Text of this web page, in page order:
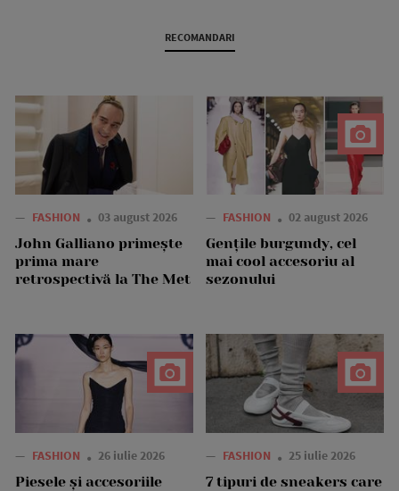
RECOMANDARI
— FASHION 03 august 2026
John Galliano primește
prima mare
retrospectivă la The Met
— FASHION 02 august 2026
Gențile burgundy, cel
mai cool accesoriu al
sezonului
— FASHION 26 iulie 2026
Piesele și accesoriile
— FASHION 25 iulie 2026
7 tipuri de sneakers care